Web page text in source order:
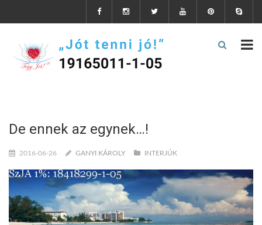
De ennek az egynek…!
2016-06-26 GANYI KÁROLY INTERJÚK